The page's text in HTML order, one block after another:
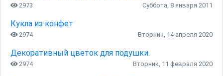
2973 Суббота, 8 января 2011
Кукла из конфет
2974 Вторник, 14 апреля 2020
Декоративный цветок для подушки.
2974 Вторник, 11 февраля 2020